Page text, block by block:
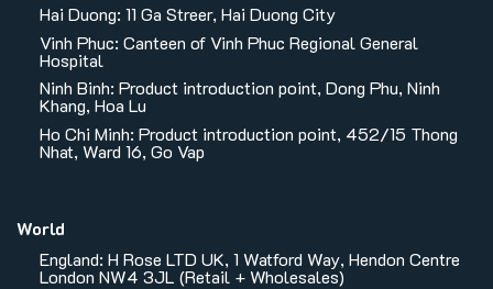
Hai Duong: 11 Ga Streer, Hai Duong City
Vinh Phuc: Canteen of Vinh Phuc Regional General
Hospital
Ninh Binh: Product introduction point, Dong Phu, Ninh
Khang, Hoa Lu
Ho Chi Minh: Product introduction point, 452/15 Thong
Nhat, Ward 16, Go Vap
World
England: H Rose LTD UK, 1 Watford Way, Hendon Centre
London NW4 3JL (Retail + Wholesales)